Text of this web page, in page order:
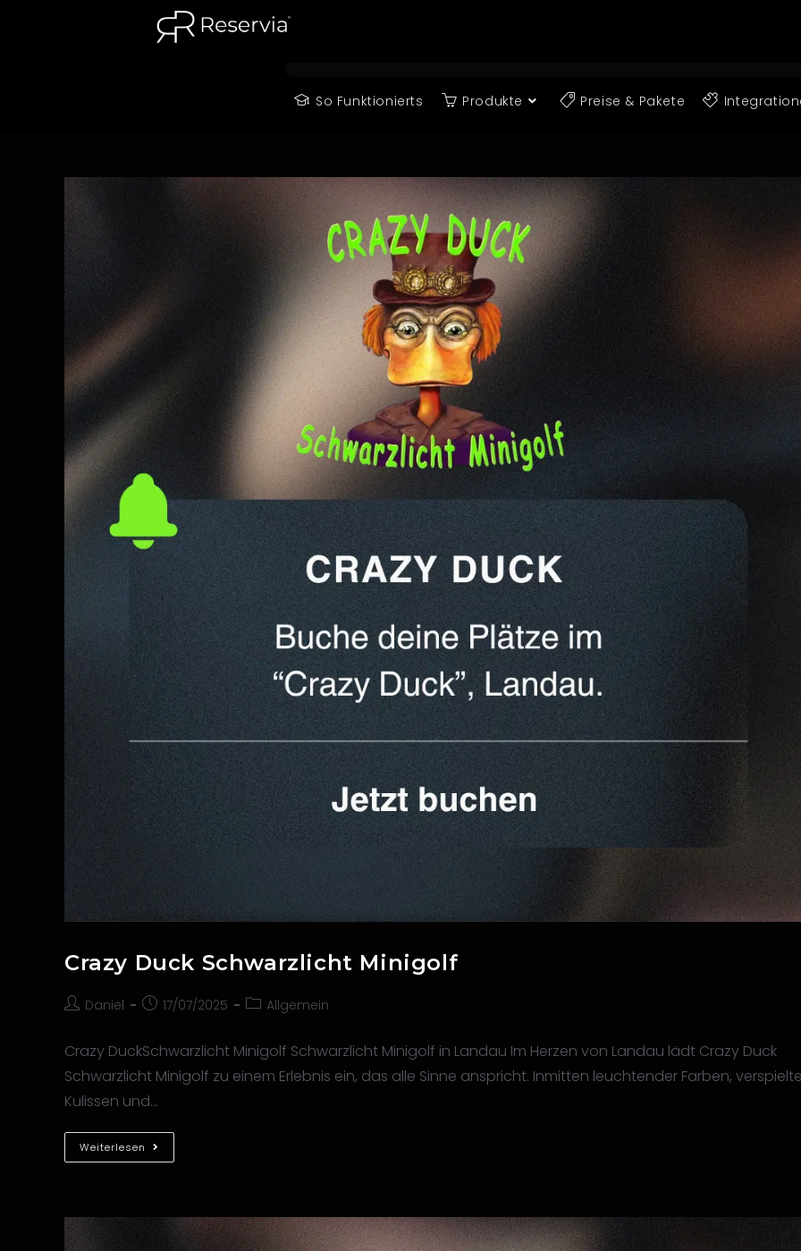
So Funktionierts Produkte Preise & Pakete
Crazy Duck Schwarzlicht Minigolf
Daniel 17/07/2025 Allgemein
Crazy DuckSchwarzlicht Minigolf Schwarzlicht Minigolf in Landau Im Herzen von Landau lädt Crazy Duck
Schwarzlicht Minigolf zu einem Erlebnis ein, das alle Sinne anspricht. Inmitten leuchtender Farben,
Kulissen und…
Weiterlesen